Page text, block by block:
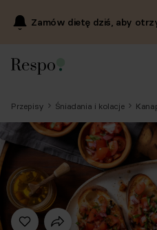
Zamów dietę dziś, aby
Przepisy Śniadania i kolacje